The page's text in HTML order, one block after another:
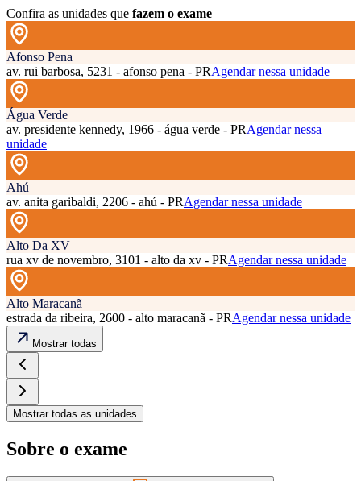
Confira as unidades que fazem o exame
Afonso Pena
av. rui barbosa, 5231 - afonso pena - PRAgendar nessa unidade
Água Verde
av. presidente kennedy, 1966 - água verde - PRAgendar nessa
unidade
Ahú
av. anita garibaldi, 2206 - ahú - PRAgendar nessa unidade
Alto Da XV
rua xv de novembro, 3101 - alto da xv - PRAgendar nessa unidade
Alto Maracanã
estrada da ribeira, 2600 - alto maracanã - PRAgendar nessa unidade
Mostrar todas
Mostrar todas as unidades
Sobre o exame